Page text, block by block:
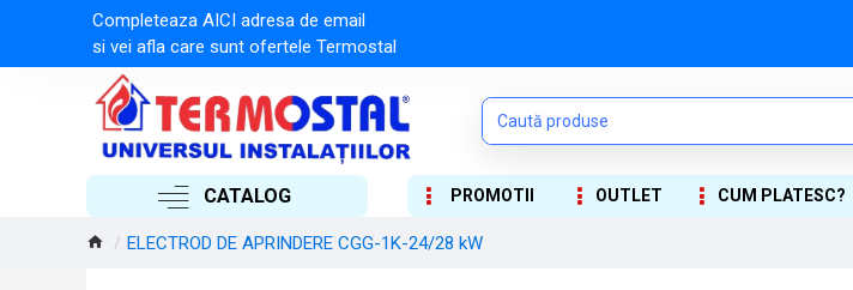
Completeaza AICI adresa de email
si vei afla care sunt ofertele Termostal
CATALOG PROMOTII OUTLET CUM PLATESC?
ELECTROD DE APRINDERE CGG-1K-24/28 kW